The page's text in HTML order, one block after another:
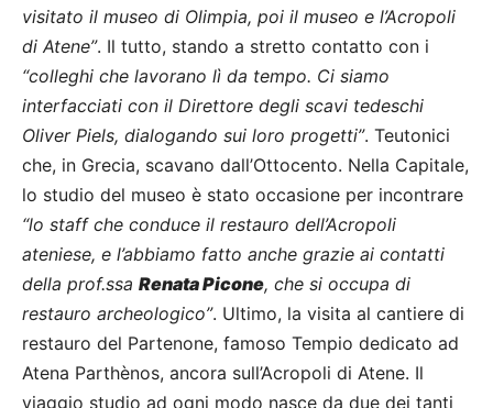
visitato il museo di Olimpia, poi il museo e l’Acropoli
di Atene”. Il tutto, stando a stretto contatto con i
“colleghi che lavorano lì da tempo. Ci siamo
interfacciati con il Direttore degli scavi tedeschi
Oliver Piels, dialogando sui loro progetti”. Teutonici
che, in Grecia, scavano dall’Ottocento. Nella Capitale,
lo studio del museo è stato occasione per incontrare
“lo staff che conduce il restauro dell’Acropoli
ateniese, e l’abbiamo fatto anche grazie ai contatti
della prof.ssa Renata Picone, che si occupa di
restauro archeologico”. Ultimo, la visita al cantiere di
restauro del Partenone, famoso Tempio dedicato ad
Atena Parthènos, ancora sull’Acropoli di Atene. Il
viaggio studio ad ogni modo nasce da due dei tanti